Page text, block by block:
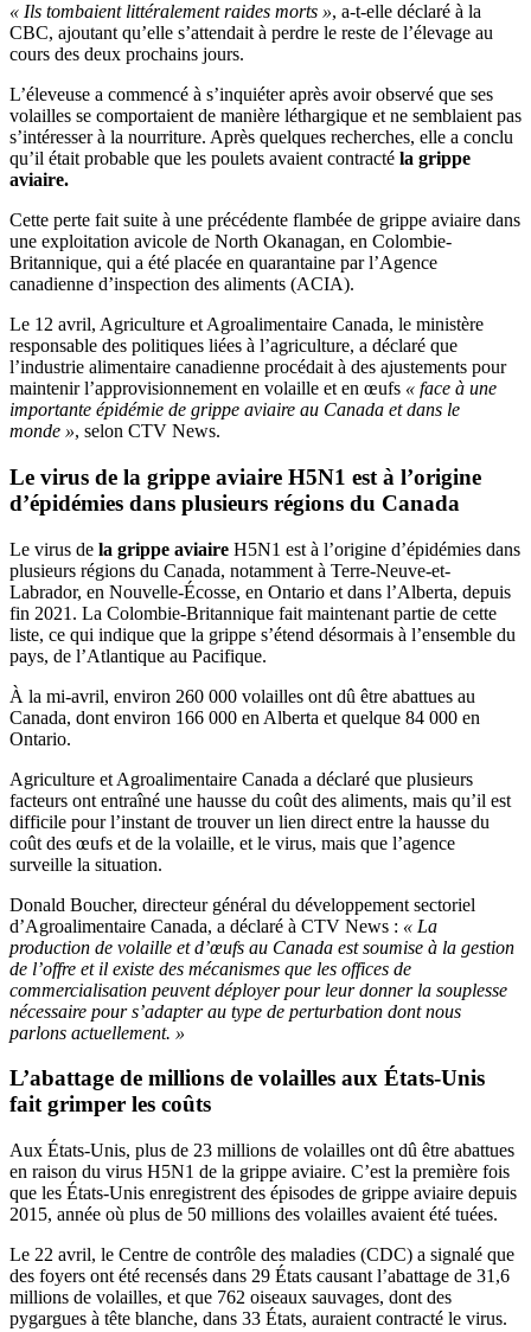
« Ils tombaient littéralement raides morts », a-t-elle déclaré à la
CBC, ajoutant qu’elle s’attendait à perdre le reste de l’élevage au
cours des deux prochains jours.
L’éleveuse a commencé à s’inquiéter après avoir observé que ses
volailles se comportaient de manière léthargique et ne semblaient pas
s’intéresser à la nourriture. Après quelques recherches, elle a conclu
qu’il était probable que les poulets avaient contracté la grippe
aviaire.
Cette perte fait suite à une précédente flambée de grippe aviaire dans
une exploitation avicole de North Okanagan, en Colombie-
Britannique, qui a été placée en quarantaine par l’Agence
canadienne d’inspection des aliments (ACIA).
Le 12 avril, Agriculture et Agroalimentaire Canada, le ministère
responsable des politiques liées à l’agriculture, a déclaré que
l’industrie alimentaire canadienne procédait à des ajustements pour
maintenir l’approvisionnement en volaille et en œufs « face à une
importante épidémie de grippe aviaire au Canada et dans le
monde », selon CTV News.
Le virus de la grippe aviaire H5N1 est à l’origine
d’épidémies dans plusieurs régions du Canada
Le virus de la grippe aviaire H5N1 est à l’origine d’épidémies dans
plusieurs régions du Canada, notamment à Terre-Neuve-et-
Labrador, en Nouvelle-Écosse, en Ontario et dans l’Alberta, depuis
fin 2021. La Colombie-Britannique fait maintenant partie de cette
liste, ce qui indique que la grippe s’étend désormais à l’ensemble du
pays, de l’Atlantique au Pacifique.
À la mi-avril, environ 260 000 volailles ont dû être abattues au
Canada, dont environ 166 000 en Alberta et quelque 84 000 en
Ontario.
Agriculture et Agroalimentaire Canada a déclaré que plusieurs
facteurs ont entraîné une hausse du coût des aliments, mais qu’il est
difficile pour l’instant de trouver un lien direct entre la hausse du
coût des œufs et de la volaille, et le virus, mais que l’agence
surveille la situation.
Donald Boucher, directeur général du développement sectoriel
d’Agroalimentaire Canada, a déclaré à CTV News : « La
production de volaille et d’œufs au Canada est soumise à la gestion
de l’offre et il existe des mécanismes que les offices de
commercialisation peuvent déployer pour leur donner la souplesse
nécessaire pour s’adapter au type de perturbation dont nous
parlons actuellement. »
L’abattage de millions de volailles aux États-Unis
fait grimper les coûts
Aux États-Unis, plus de 23 millions de volailles ont dû être abattues
en raison du virus H5N1 de la grippe aviaire. C’est la première fois
que les États-Unis enregistrent des épisodes de grippe aviaire depuis
2015, année où plus de 50 millions des volailles avaient été tuées.
Le 22 avril, le Centre de contrôle des maladies (CDC) a signalé que
des foyers ont été recensés dans 29 États causant l’abattage de 31,6
millions de volailles, et que 762 oiseaux sauvages, dont des
pygargues à tête blanche, dans 33 États, auraient contracté le virus.